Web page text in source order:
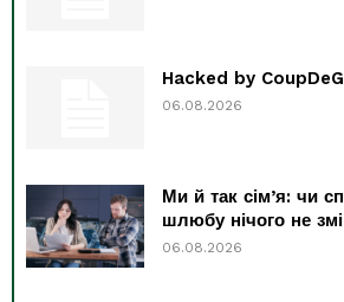
Hacked by
06.08.2026
Ми й так сім’я: чи
шлюбу нічого не
06.08.2026